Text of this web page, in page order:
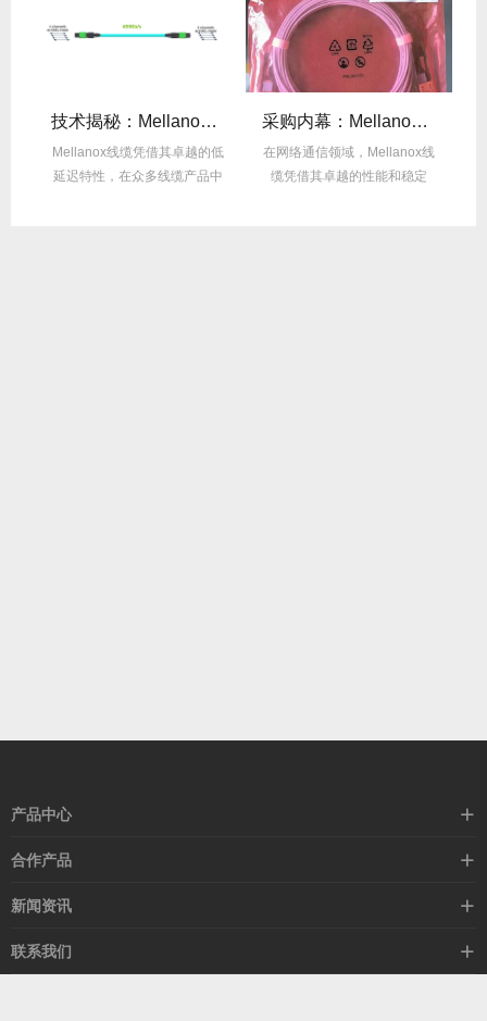
技术揭秘：Mellanox线缆低延迟背后的“信号优化”黑科技！
Mellanox线缆凭借其卓越的低
延迟特性，在众多线缆产品中
采购内幕：Mellanox线缆验真3步走，假货休想蒙混过关！
在网络通信领域，Mellanox线
缆凭借其卓越的性能和稳定
产品中心
高速线缆
以太网交换机
合作产品
希捷硬盘
新闻资讯
行业动态
技术视角
联系我们